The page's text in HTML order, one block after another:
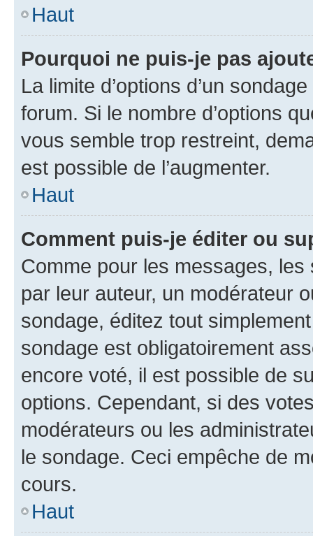
Haut
Pourquoi ne puis-je pas
La limite d’options d’un
forum. Si le nombre d’options
vous semble trop restreint,
est possible de l’augmenter.
Haut
Comment puis-je éditer ou
Comme pour les messages,
par leur auteur, un modérateur
sondage, éditez tout
sondage est obligatoirement
encore voté, il est possible de
options. Cependant, si des
modérateurs ou les
le sondage. Ceci empêche de
cours.
Haut